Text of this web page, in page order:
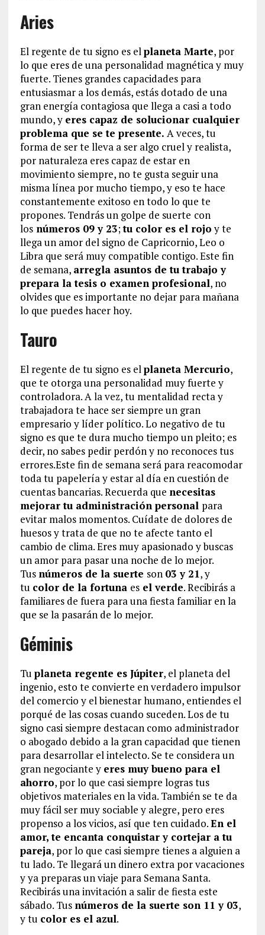
Aries
El regente de tu signo es elplaneta Marte, por
lo que eres de una personalidad magnética y muy
fuerte. Tienes grandes capacidades para
entusiasmar a los demás, estás dotado de una
gran energía contagiosa que llega a casi a todo
mundo, y eres capaz de solucionar cualquier
problema que se te presente. A veces, tu
forma de ser te lleva a ser algo cruel y realista,
por naturaleza eres capaz de estar en
movimiento siempre, no te gusta seguir una
misma línea por mucho tiempo, y eso te hace
constantemente exitoso en todo lo que te
propones. Tendrás un golpe de suerte con
losnúmeros 09 y 23;tu color es el rojoy te
llega un amor del signo de Capricornio, Leo o
Libra que será muy compatible contigo. Este fin
de semana, arregla asuntos de tu trabajo y
prepara la tesis o examen profesional, no
olvides que es importante no dejar para mañana
lo que puedes hacer hoy.
Tauro
El regente de tu signo es elplaneta Mercurio,
que te otorga una personalidad muy fuerte y
controladora. A la vez, tu mentalidad recta y
trabajadora te hace ser siempre un gran
empresario y líder político. Lo negativo de tu
signo es que te dura mucho tiempo un pleito; es
decir, no sabes pedir perdón y no reconoces tus
errores.Este fin de semana será para reacomodar
toda tu papelería y estar al día en cuestión de
cuentas bancarias. Recuerda que necesitas
mejorar tu administración personal para
evitar malos momentos. Cuídate de dolores de
huesos y trata de que no te afecte tanto el
cambio de clima. Eres muy apasionado y buscas
un amor para pasar una noche de lo mejor.
Tus números de la suerte son 03 y 21, y
tu color de la fortuna esel verde. Recibirás a
familiares de fuera para una fiesta familiar en la
que se la pasarán de lo mejor.
Géminis
Tu planeta regente es Júpiter, el planeta del
ingenio, esto te convierte en verdadero impulsor
del comercio y el bienestar humano, entiendes el
porqué de las cosas cuando suceden. Los de tu
signo casi siempre destacan como administrador
o abogado debido a la gran capacidad que tienen
para desarrollar el intelecto. Se te considera un
gran negociante y eres muy bueno para el
ahorro, por lo que casi siempre logras tus
objetivos materiales en la vida. También se te da
muy fácil ser muy sociable y alegre, pero eres
propenso a los vicios, así que ten cuidado.En el
amor, te encanta conquistar y cortejar a tu
pareja, por lo que casi siempre tienes a alguien a
tu lado. Te llegará un dinero extra por vacaciones
y ya preparas un viaje para Semana Santa.
Recibirás una invitación a salir de fiesta este
sábado. Tus números de la suerte son 11 y 03,
y tu color es el azul.